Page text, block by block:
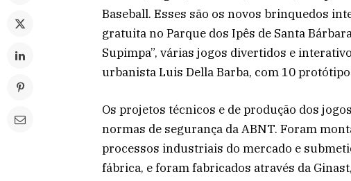
Baseball. Esses são os novos brinquedos
gratuita no Parque dos Ipês de Santa
Supimpa”, várias jogos divertidos e
urbanista Luis Della Barba, com 10
Os projetos técnicos e de produção dos
normas de segurança da ABNT. Foram
processos industriais do mercado e
fábrica, e foram fabricados através da